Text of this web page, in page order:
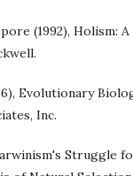
(1992), Holism:
Evolutionary
Inc.
Struggle